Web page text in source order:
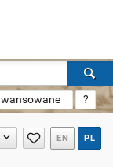
?
EN PL